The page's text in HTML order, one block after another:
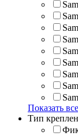
Показать
Тип